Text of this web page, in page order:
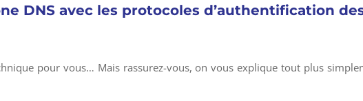
DNS avec les protocoles d’authentification
pour vous… Mais rassurez-vous, on vous explique tout plus